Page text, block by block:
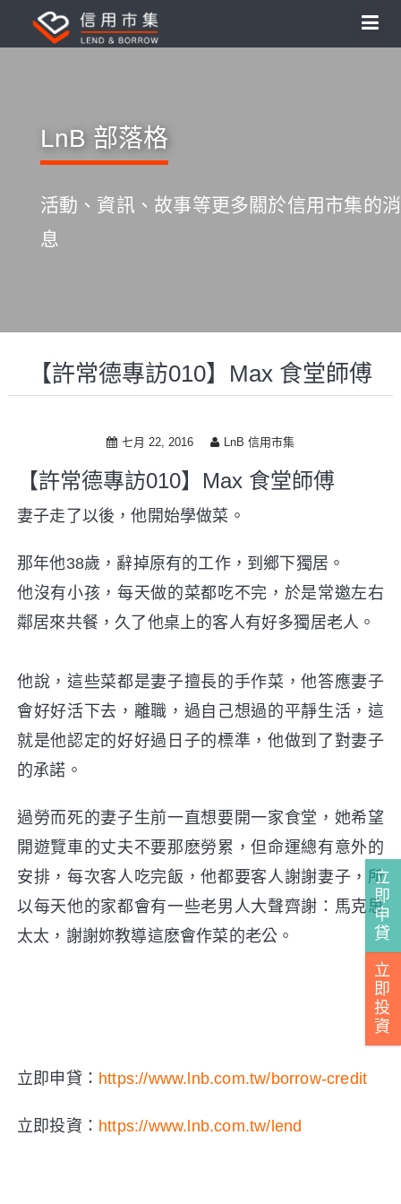
LnB 部落格
活動、資訊、故事等更多關於信用市集的消
息
【許常德專訪010】Max 食堂師傅
七月 22, 2016 LnB 信用市集
【許常德專訪010】Max 食堂師傅
妻子走了以後，他開始學做菜。
那年他38歲，辭掉原有的工作，到鄉下獨居。
他沒有小孩，每天做的菜都吃不完，於是常邀左右
鄰居來共餐，久了他桌上的客人有好多獨居老人。
他說，這些菜都是妻子擅長的手作菜，他答應妻子
會好好活下去，離職，過自己想過的平靜生活，這
就是他認定的好好過日子的標準，他做到了對妻子
的承諾。
過勞而死的妻子生前一直想要開一家食堂，她希望
開遊覽車的丈夫不要那麽勞累，但命運總有意外的
安排，每次客人吃完飯，他都要客人謝謝妻子，所
以每天他的家都會有一些老男人大聲齊謝：馬克思
太太，謝謝妳教導這麽會作菜的老公。
立即申貸： https://www.lnb.com.tw/borrow-credit
立即投資： https://www.lnb.com.tw/lend
立
即
申
貸
立
即
投
資